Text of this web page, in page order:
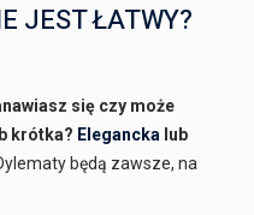
JEST ŁATWY?
się czy może
krótka? Elegancka lub
będą zawsze, na